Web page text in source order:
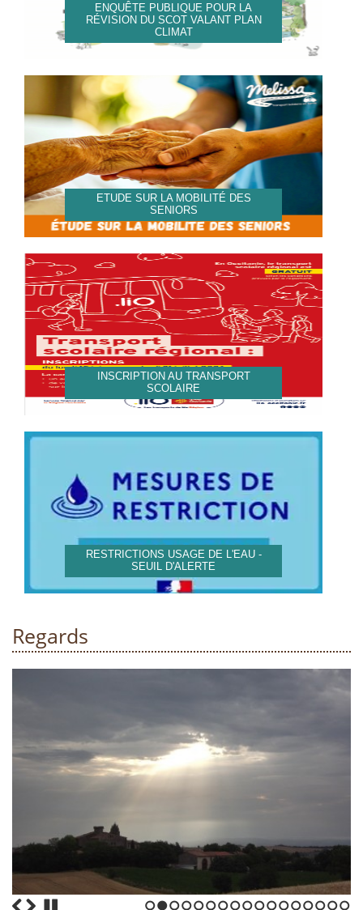
ENQUÊTE PUBLIQUE POUR LA
RÉVISION DU SCOT VALANT PLAN
CLIMAT
ETUDE SUR LA MOBILITÉ DES
SENIORS
INSCRIPTION AU TRANSPORT
SCOLAIRE
RESTRICTIONS USAGE DE L'EAU -
SEUIL D'ALERTE
Regards